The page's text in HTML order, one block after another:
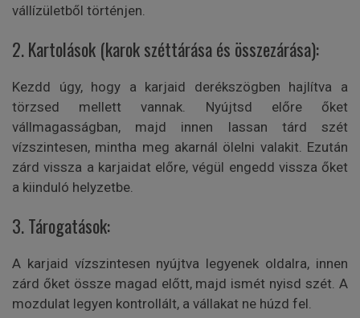
vállízületből történjen.
2. Kartolások (karok széttárása és összezárása):
Kezdd úgy, hogy a karjaid derékszögben hajlítva a
törzsed mellett vannak. Nyújtsd előre őket
vállmagasságban, majd innen lassan tárd szét
vízszintesen, mintha meg akarnál ölelni valakit. Ezután
zárd vissza a karjaidat előre, végül engedd vissza őket
a kiinduló helyzetbe.
3. Tárogatások:
A karjaid vízszintesen nyújtva legyenek oldalra, innen
zárd őket össze magad előtt, majd ismét nyisd szét. A
mozdulat legyen kontrollált, a vállakat ne húzd fel.